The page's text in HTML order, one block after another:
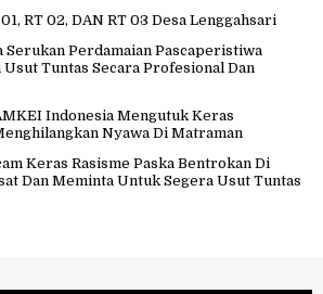
RT 02, DAN RT 03 Desa Lenggahsari
Serukan Perdamaian Pascaperistiwa
Tuntas Secara Profesional Dan
Indonesia Mengutuk Keras
Nyawa Di Matraman
Keras Rasisme Paska Bentrokan Di
Dan Meminta Untuk Segera Usut Tuntas